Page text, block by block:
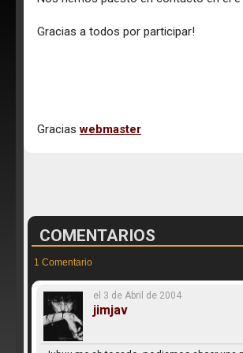
Gracias a todos por participar!
Graciaswebmaster
COMENTARIOS
1 Comentario
el 3 de Abril de 2004
jimjav